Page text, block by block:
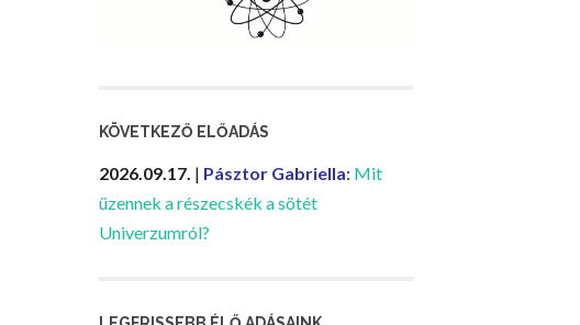
KÖVETKEZŐ ELŐADÁS
2026.09.17. | Pásztor Gabriella: Mit
üzennek a részecskék a sötét
Univerzumról?